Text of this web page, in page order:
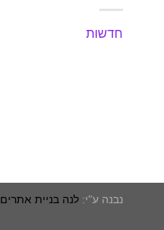
חדשות
נבנה ע"י: לנה בניית אתרים